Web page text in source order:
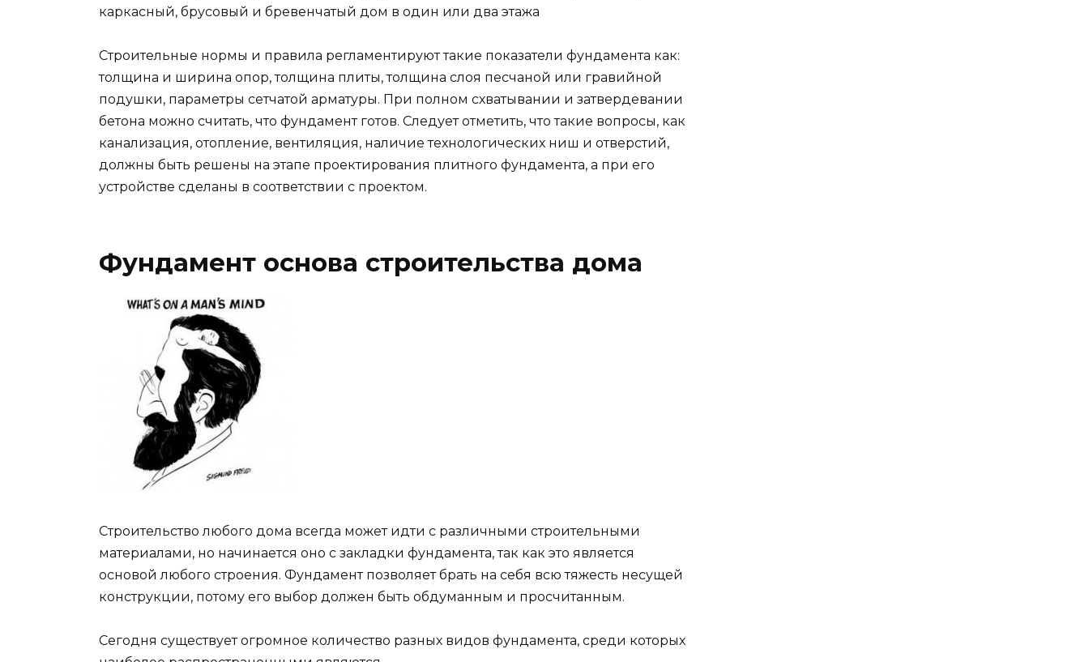
каркасный, брусовый и бревенчатый дом в один или два этажа
Строительные нормы и правила регламентируют такие показатели фундамента как:
толщина и ширина опор, толщина плиты, толщина слоя песчаной или гравийной
подушки, параметры сетчатой арматуры. При полном схватывании и затвердевании
бетона можно считать, что фундамент готов. Следует отметить, что такие вопросы, как
канализация, отопление, вентиляция, наличие технологических ниш и отверстий,
должны быть решены на этапе проектирования плитного фундамента, а при его
устройстве сделаны в соответствии с проектом.
Фундамент основа строительства дома
Строительство любого дома всегда может идти с различными строительными
материалами, но начинается оно с закладки фундамента, так как это является
основой любого строения. Фундамент позволяет брать на себя всю тяжесть несущей
конструкции, потому его выбор должен быть обдуманным и просчитанным.
Сегодня существует огромное количество разных видов фундамента, среди которых